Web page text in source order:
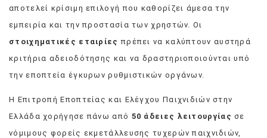
αποτελεί κρίσιμη επιλογή που καθορίζει άμεσα την
εμπειρία και την προστασία των χρηστών. Οι
στοιχηματικές εταιρίες πρέπει να καλύπτουν αυστηρά
κριτήρια αδειοδότησης και να δραστηριοποιούνται υπό
την εποπτεία έγκυρων ρυθμιστικών οργάνων.
Η Επιτροπή Εποπτείας και Ελέγχου Παιχνιδιών στην
Ελλάδα χορήγησε πάνω από 50 άδειες λειτουργίας σε
νόμιμους φορείς εκμετάλλευσης τυχερών παιχνιδιών,